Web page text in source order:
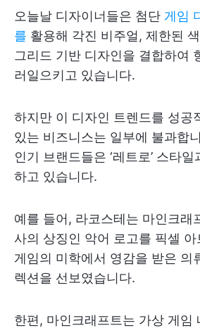
오늘날 디자이너들은 첨단 게임
를 활용해 각진 비주얼, 제한된
그리드 기반 디자인을 결합하여
러일으키고 있습니다.
하지만 이 디자인 트렌드를 성공
있는 비즈니스는 일부에 불과합
인기 브랜드들은 ‘레트로’ 스타
하고 있습니다.
예를 들어, 라코스테는 마인크래
사의 상징인 악어 로고를 픽셀
게임의 미학에서 영감을 받은 의
렉션을 선보였습니다.
한편, 마인크래프트는 가상 게임